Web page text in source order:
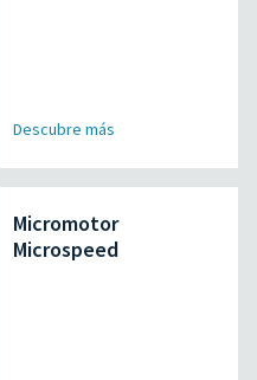
Descubre más
Micromotor
Microspeed